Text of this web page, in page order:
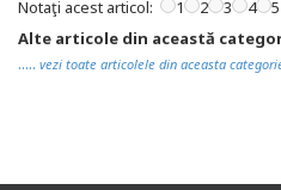
Notaţi acest articol: 1 2 3 4 5
Alte articole din această
..... vezi toate articolele din aceasta